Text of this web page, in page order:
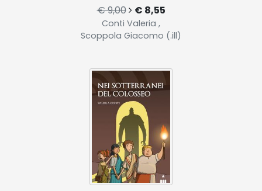
€ 9,00 € 8,55
Conti Valeria ,
Scoppola Giacomo (.ill)